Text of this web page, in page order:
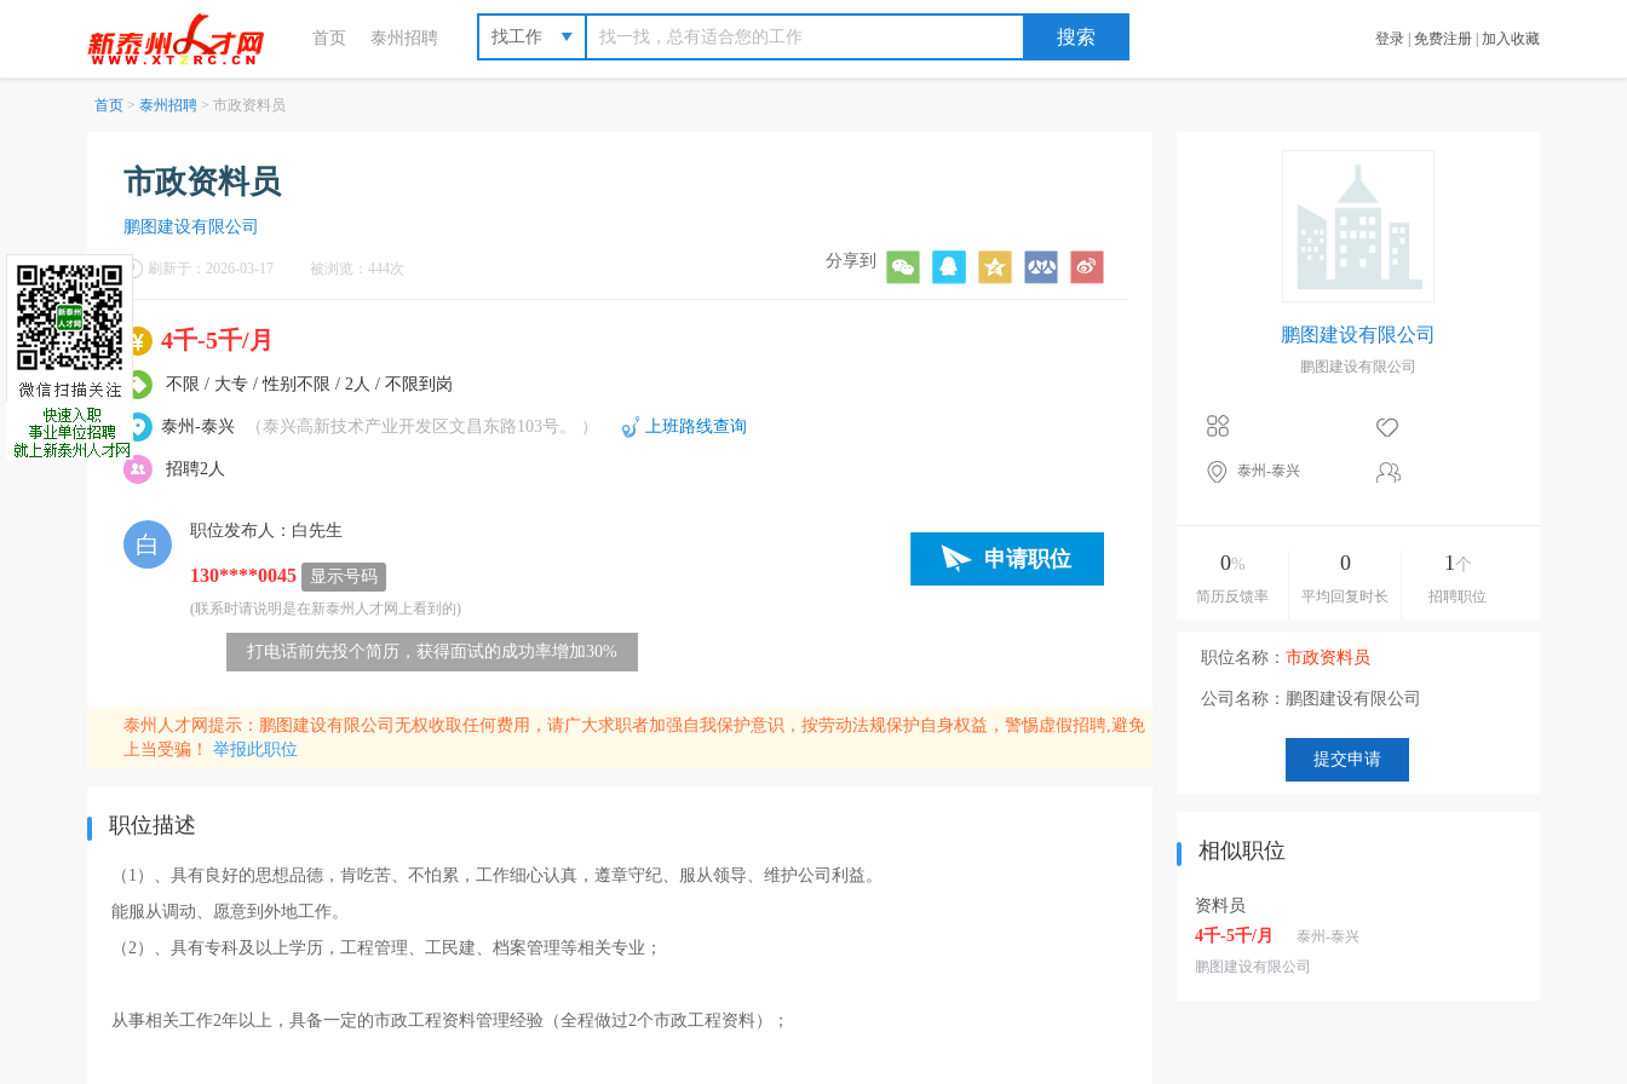
首页 泰州招聘 找工作 登录 免费注册 加入收藏
首页 > 泰州招聘 > 市政资料员
市政资料员
鹏图建设有限公司
刷新于：2026-03-17 被浏览：444次 分享到
4千-5千/月
不限 / 大专 / 性别不限 / 2人 / 不限到岗
泰州-泰兴 （泰兴高新技术产业开发区文昌东路103号。 ） 上班路线查询
招聘2人
白
职位发布人：白先生
申请职位
130****0045 显示号码
(联系时请说明是在新泰州人才网上看到的)
打电话前先投个简历，获得面试的成功率增加30%
泰州人才网提示：鹏图建设有限公司无权收取任何费用，请广大求职者加强自我保护意识，按劳动法规保护自身权益，警惕虚假招聘,避免
上当受骗！ 举报此职位
职位描述
（1）、具有良好的思想品德，肯吃苦、不怕累，工作细心认真，遵章守纪、服从领导、维护公司利益。
能服从调动、愿意到外地工作。
（2）、具有专科及以上学历，工程管理、工民建、档案管理等相关专业；
从事相关工作2年以上，具备一定的市政工程资料管理经验（全程做过2个市政工程资料）；
鹏图建设有限公司
鹏图建设有限公司
泰州-泰兴
0%
简历反馈率
0
平均回复时长
1个
招聘职位
职位名称： 市政资料员
公司名称： 鹏图建设有限公司
相似职位
资料员
4千-5千/月
泰州-泰兴
鹏图建设有限公司